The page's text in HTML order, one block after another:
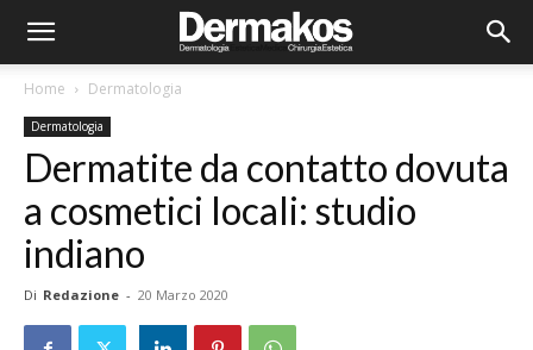
Home Dermatologia
Dermatologia
Dermatite da contatto dovuta
a cosmetici locali: studio
indiano
Di Redazione - 20 Marzo 2020